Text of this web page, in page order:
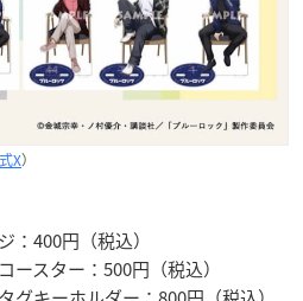
X）
：400円（税込）
スター：500円（税込）